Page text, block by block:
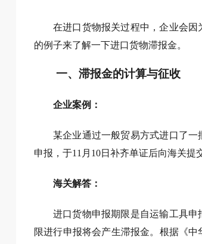
在进口货物报关过程中，企业会
的例子来了解一下进口货物滞报金。
一、滞报金的计算与征收
企业案例：
某企业通过一般贸易方式进口了一
申报，于11月10日补齐单证后向海关
海关解答：
进口货物申报期限是自运输工具
限进行申报将会产生滞报金。根据《